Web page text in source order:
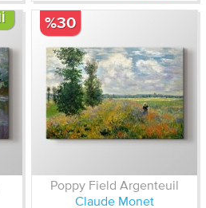
Poppy Field Argenteuil
Claude Monet
%30